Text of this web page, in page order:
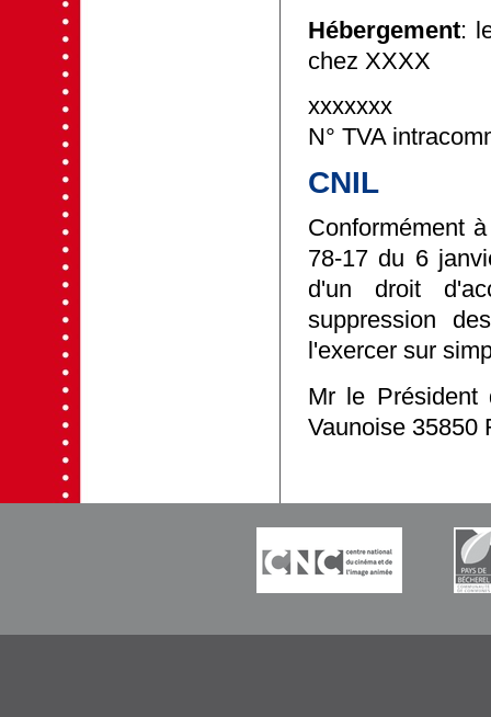
Hébergement:
chez XXXX
xxxxxxx
N° TVA
CNIL
Conformément
78-17 du 6
d'un droit
suppression
l'exercer sur
Mr le Président
Vaunoise 35850